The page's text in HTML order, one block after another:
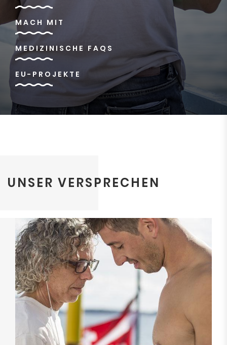
MACH MIT
MEDIZINISCHE FAQS
EU-PROJEKTE
UNSER VERSPRECHEN